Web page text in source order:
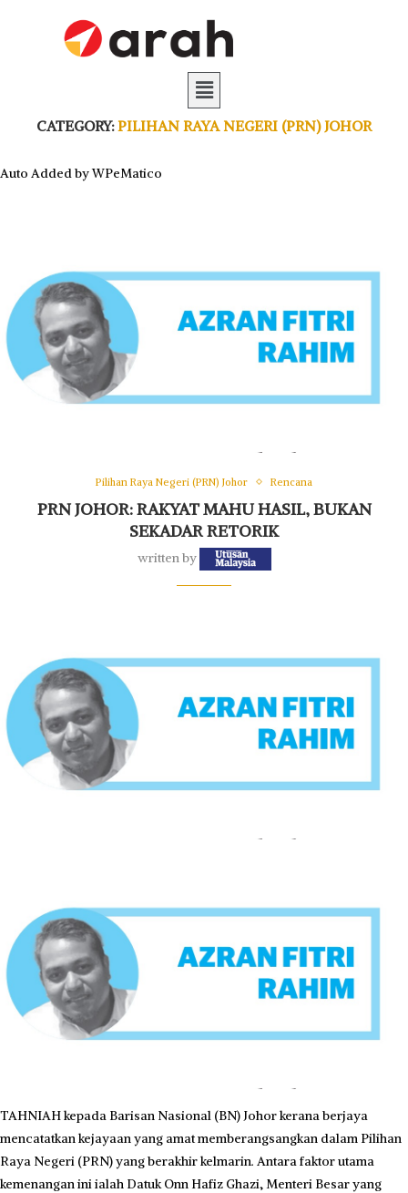
CATEGORY:PILIHAN RAYA NEGERI (PRN) JOHOR
Auto Added by WPeMatico
Pilihan Raya Negeri (PRN) Johor Rencana
PRN JOHOR: RAKYAT MAHU HASIL, BUKAN
SEKADAR RETORIK
written by
TAHNIAH kepada Barisan Nasional (BN) Johor kerana berjaya
mencatatkan kejayaan yang amat memberangsangkan dalam Pilihan
Raya Negeri (PRN) yang berakhir kelmarin. Antara faktor utama
kemenangan ini ialah Datuk Onn Hafiz Ghazi, Menteri Besar yang